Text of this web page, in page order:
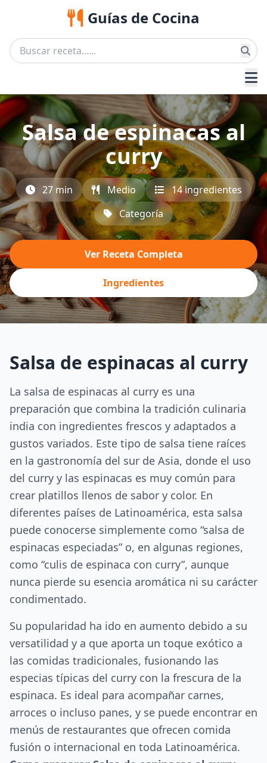
Guías de Cocina
Salsa de espinacas al
curry
27 min Medio
14 ingredientes
Categoría
Ver Receta Completa
Ingredientes
Salsa de espinacas al curry
La salsa de espinacas al curry es una
preparación que combina la tradición culinaria
india con ingredientes frescos y adaptados a
gustos variados. Este tipo de salsa tiene raíces
en la gastronomía del sur de Asia, donde el uso
del curry y las espinacas es muy común para
crear platillos llenos de sabor y color. En
diferentes países de Latinoamérica, esta salsa
puede conocerse simplemente como “salsa de
espinacas especiadas” o, en algunas regiones,
como “culis de espinaca con curry”, aunque
nunca pierde su esencia aromática ni su carácter
condimentado.
Su popularidad ha ido en aumento debido a su
versatilidad y a que aporta un toque exótico a
las comidas tradicionales, fusionando las
especias típicas del curry con la frescura de la
espinaca. Es ideal para acompañar carnes,
arroces o incluso panes, y se puede encontrar en
menús de restaurantes que ofrecen comida
fusión o internacional en toda Latinoamérica.